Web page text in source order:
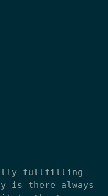
fullfilling
is there always